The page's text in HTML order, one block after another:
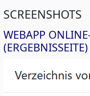
SCREENSHOTS
WEBAPP
(ERGEBNISSEITE)